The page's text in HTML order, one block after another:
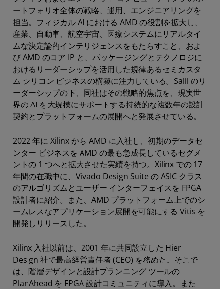
ートフォリオ全体の戦略、運用、エンジニアリングを
担当。フィジカル AI における AMD の役割を拡大し、
産業、自動車、航空宇宙、医療システムにリアルタイ
ムな決定論的インテリジェンスをもたらすこと、およ
び AMD のコア IP と、パッケージングとテクノロジに
おけるリーダーシップを活用した規律あるセミカスタ
ム シリコン ビジネスの構築に注力している。Salil のリ
ーダーシップの下、同社はその戦略的焦点を、現実世
界の AI を大規模にサポートする持続的な複数年の設計
契約とプラットフォームの展開へと発展させている。
2022 年に Xilinx から AMD に入社し、初期のデータセ
ンター ビジネスを AMD の最も急成長しているセグメ
ントの 1 つへと拡大させた実績を持つ。Xilinx での 17
年間の在職中に、Vivado Design Suite の ASIC クラス
のアルゴリズムとユーザー インターフェイスを FPGA
設計者に紹介。また、AMD プラットフォーム上でのシ
ームレスなアプリケーション展開を可能にする Vitis を
開発しリリースした。
Xilinx 入社以前は、2001 年に共同設立した Hier
Design 社で最高経営責任者 (CEO) を務めた。そこで
は、階層デザインと設計プランニング ツールの
PlanAhead を FPGA 設計コミュニティに導入。また